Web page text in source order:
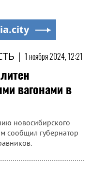
| 1 ноября 2024, 12:21
вагонами в
новосибирского
сообщил губернатор